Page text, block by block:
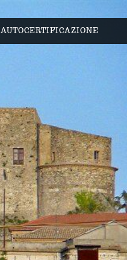
AUTOCERTIFICAZIONE